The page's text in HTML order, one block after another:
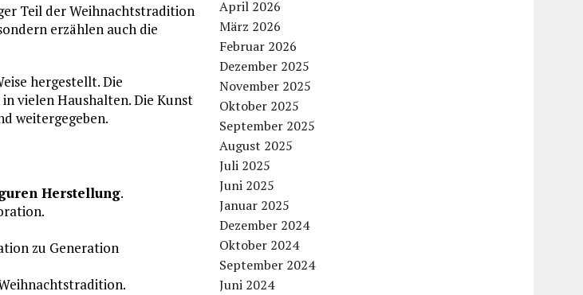
Teil der Weihnachtstradition
erzählen auch die
hergestellt. Die
vielen Haushalten. Die Kunst
weitergegeben.
Herstellung.
zu Generation
April 2026
März 2026
Februar 2026
Dezember 2025
November 2025
Oktober 2025
September 2025
August 2025
Juli 2025
Juni 2025
Januar 2025
Dezember 2024
Oktober 2024
September 2024
Juni 2024